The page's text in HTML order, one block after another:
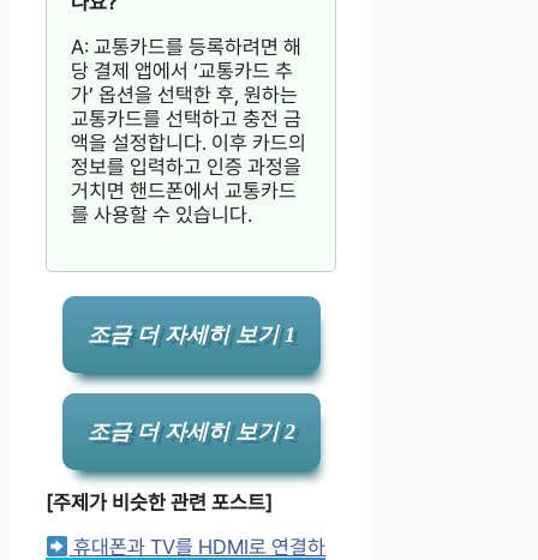
A: 교통카드를 등록하려면 해
당 결제 앱에서 ‘교통카드 추
가’ 옵션을 선택한 후, 원하는
교통카드를 선택하고 충전 금
액을 설정합니다. 이후 카드의
정보를 입력하고 인증 과정을
거치면 핸드폰에서 교통카드
를 사용할 수 있습니다.
조금 더 자세히 보기 1
조금 더 자세히 보기 2
[주제가 비슷한 관련 포스트]
휴대폰과 TV를 HDMI로 연결하